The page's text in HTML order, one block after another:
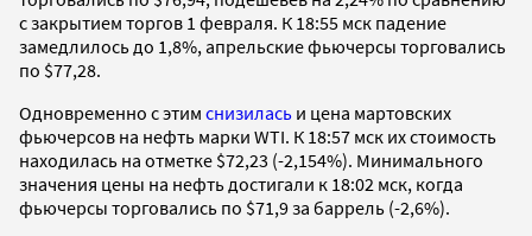
с закрытием торгов 1 февраля. К 18:55 мск падение
замедлилось до 1,8%, апрельские фьючерсы торговались
по $77,28.
Одновременно с этим снизилась и цена мартовских
фьючерсов на нефть марки WTI. К 18:57 мск их стоимость
находилась на отметке $72,23 (-2,154%). Минимального
значения цены на нефть достигали к 18:02 мск, когда
фьючерсы торговались по $71,9 за баррель (-2,6%).